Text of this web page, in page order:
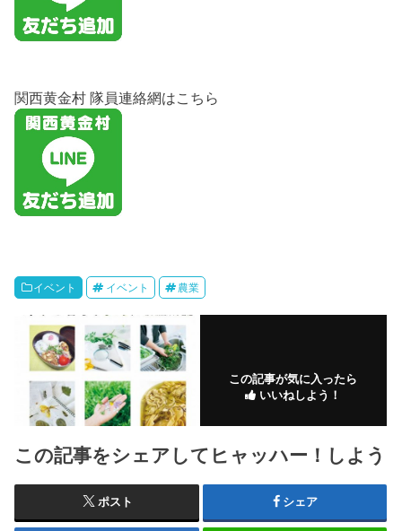
関西黄金村 隊員連絡網はこちら
イベント イベント 農業
この記事が気に入ったら
いいねしよう！
この記事をシェアしてヒャッハー！しよう
ポスト シェア